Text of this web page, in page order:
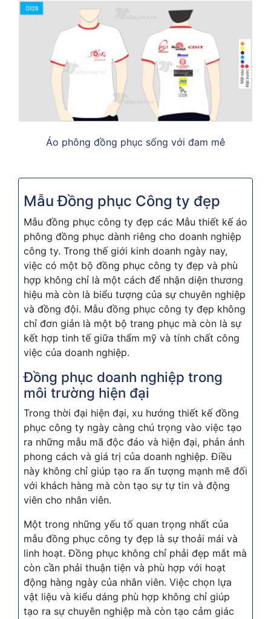
Áo phông đồng phục sống với đam mê
Mẫu Đồng phục Công ty đẹp
Mẫu đồng phục công ty đẹp các Mẫu thiết kế áo
phông đồng phục dành riêng cho doanh nghiệp
công ty. Trong thế giới kinh doanh ngày nay,
việc có một bộ đồng phục công ty đẹp và phù
hợp không chỉ là một cách để nhận diện thương
hiệu mà còn là biểu tượng của sự chuyên nghiệp
và đồng đội. Mẫu đồng phục công ty đẹp không
chỉ đơn giản là một bộ trang phục mà còn là sự
kết hợp tinh tế giữa thẩm mỹ và tính chất công
việc của doanh nghiệp.
Đồng phục doanh nghiệp trong
môi trường hiện đại
Trong thời đại hiện đại, xu hướng thiết kế đồng
phục công ty ngày càng chú trọng vào việc tạo
ra những mẫu mã độc đáo và hiện đại, phản ánh
phong cách và giá trị của doanh nghiệp. Điều
này không chỉ giúp tạo ra ấn tượng mạnh mẽ đối
với khách hàng mà còn tạo sự tự tin và động
viên cho nhân viên.
Một trong những yếu tố quan trọng nhất của
mẫu đồng phục công ty đẹp là sự thoải mái và
linh hoạt. Đồng phục không chỉ phải đẹp mắt mà
còn cần phải thuận tiện và phù hợp với hoạt
động hàng ngày của nhân viên. Việc chọn lựa
vật liệu và kiểu dáng phù hợp không chỉ giúp
tạo ra sự chuyên nghiệp mà còn tạo cảm giác